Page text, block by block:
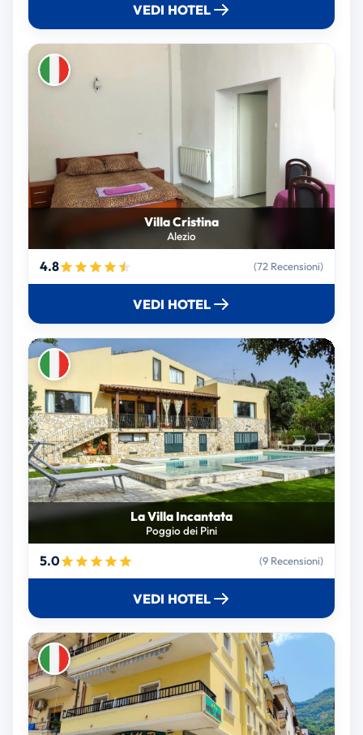
VEDI HOTEL
Villa Cristina
Alezio
4.8 (72 Recensioni)
VEDI HOTEL
La Villa Incantata
Poggio dei Pini
5.0 (9 Recensioni)
VEDI HOTEL